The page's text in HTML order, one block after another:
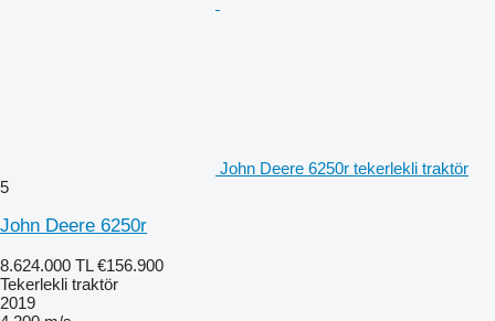
John Deere 6250r tekerlekli traktör
5
John Deere 6250r
8.624.000 TL €156.900
Tekerlekli traktör
2019